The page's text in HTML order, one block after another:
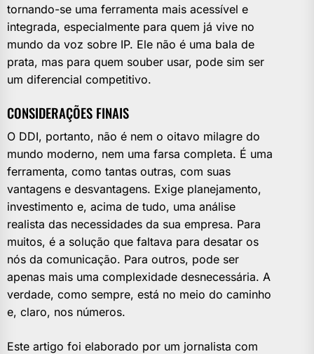
tornando-se uma ferramenta mais acessível e
integrada, especialmente para quem já vive no
mundo da voz sobre IP. Ele não é uma bala de
prata, mas para quem souber usar, pode sim ser
um diferencial competitivo.
CONSIDERAÇÕES FINAIS
O DDI, portanto, não é nem o oitavo milagre do
mundo moderno, nem uma farsa completa. É uma
ferramenta, como tantas outras, com suas
vantagens e desvantagens. Exige planejamento,
investimento e, acima de tudo, uma análise
realista das necessidades da sua empresa. Para
muitos, é a solução que faltava para desatar os
nós da comunicação. Para outros, pode ser
apenas mais uma complexidade desnecessária. A
verdade, como sempre, está no meio do caminho
e, claro, nos números.
Este artigo foi elaborado por um jornalista com